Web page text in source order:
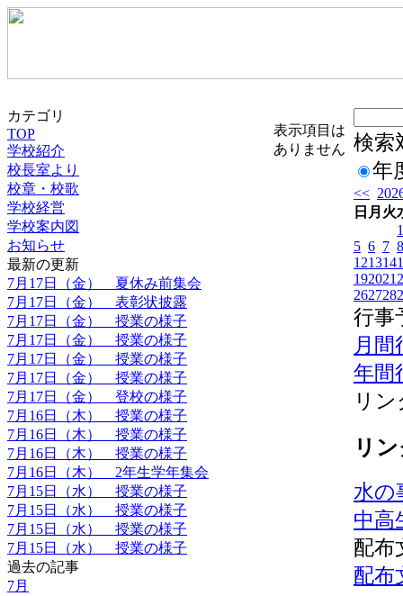
カテゴリ
TOP
学校紹介
校長室より
校章・校歌
学校経営
学校案内図
お知らせ
最新の更新
7月17日（金） 夏休み前集会
7月17日（金） 表彰状披露
7月17日（金） 授業の様子
7月17日（金） 授業の様子
7月17日（金） 授業の様子
7月17日（金） 授業の様子
7月17日（金） 登校の様子
7月16日（木） 授業の様子
7月16日（木） 授業の様子
7月16日（木） 授業の様子
7月16日（木） 2年生学年集会
7月15日（水） 授業の様子
7月15日（水） 授業の様子
7月15日（水） 授業の様子
7月15日（水） 授業の様子
過去の記事
7月
表示項目は
ありません 検索
年
<<
日 月 火
1
5 6 7 8
121314
192021
262728
行事
月間
年間
リン
リ
水の
中高
配布
配布